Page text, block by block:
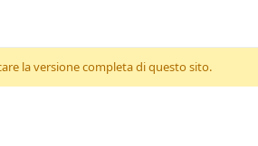
la versione completa di questo sito.